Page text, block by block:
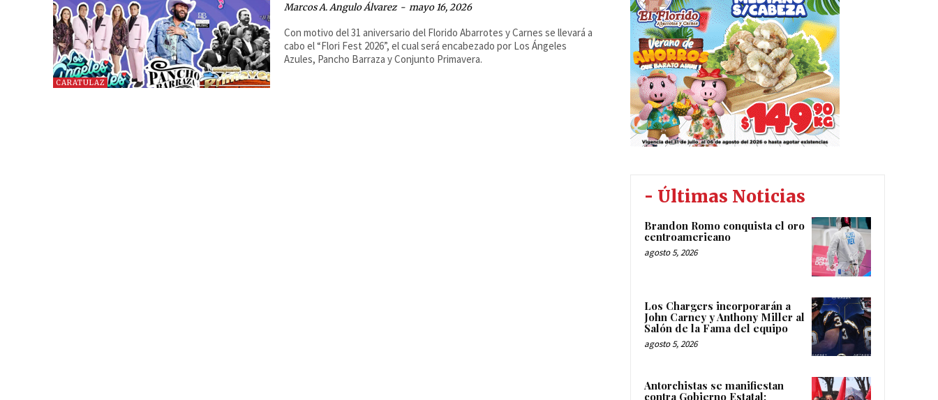
CARATULAZ
Marcos A. Angulo Álvarez - mayo 16, 2026
Con motivo del 31 aniversario del Florido Abarrotes y Carnes se llevará a
cabo el “Flori Fest 2026”, el cual será encabezado por Los Ángeles
Azules, Pancho Barraza y Conjunto Primavera.
- Últimas Noticias
Brandon Romo conquista el oro
centroamericano
agosto 5, 2026
Los Chargers incorporarán a
John Carney y Anthony Miller al
Salón de la Fama del equipo
agosto 5, 2026
Antorchistas se manifiestan
contra Gobierno Estatal;